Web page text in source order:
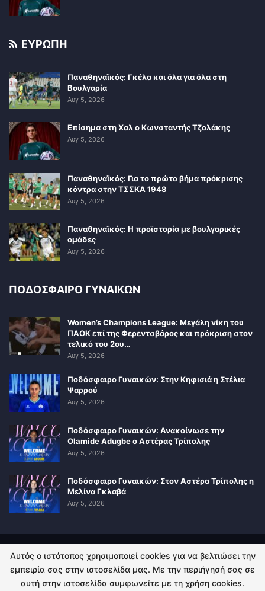
ΕΥΡΩΠΗ
Παναθηναϊκός: Γκέλα και όλα για όλα στη
Βουλγαρία
Αυγ 5, 2026
Επίσημα στη Χαλ ο Κωνσταντής Τζολάκης
Αυγ 5, 2026
Παναθηναϊκός: Για το πρώτο βήμα πρόκρισης
κόντρα στην ΤΣΣΚΑ 1948
Αυγ 5, 2026
Παναθηναϊκός: Η προϊστορία με βουλγαρικές
ομάδες
Αυγ 5, 2026
ΠΟΔΟΣΦΑΙΡΟ ΓΥΝΑΙΚΩΝ
Women’s Champions League: Μεγάλη νίκη του
ΠΑΟΚ επί της Φερεντσβάρος και πρόκριση στον
τελικό του 2ου…
Αυγ 5, 2026
Ποδόσφαιρο Γυναικών: Στην Κηφισιά η Στέλια
Ψαρρού
Αυγ 5, 2026
Ποδόσφαιρο Γυναικών: Ανακοίνωσε την
Olamide Adugbe ο Αστέρας Τρίπολης
Αυγ 5, 2026
Ποδόσφαιρο Γυναικών: Στον Αστέρα Τρίπολης η
Μελίνα Γκλαβά
Αυγ 5, 2026
ΠΟΛΙΤΙΚΗ ΑΠΟΡΡΗΤΟΥ ΕΠΙΚΟΙΝΩΝΙΑ
Αυτός ο ιστότοπος χρησιμοποιεί cookies για να βελτιώσει την
εμπειρία σας στην ιστοσελίδα μας. Με την περιήγησή σας σε
αυτή στην ιστοσελίδα συμφωνείτε με τη χρήση cookies.